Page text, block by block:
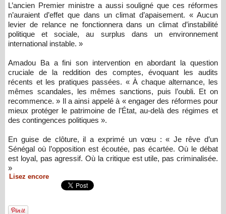
L’ancien Premier ministre a aussi souligné que ces réformes
n’auraient d’effet que dans un climat d’apaisement. « Aucun
levier de relance ne fonctionnera dans un climat d’instabilité
politique et sociale, au surplus dans un environnement
international instable. »
Amadou Ba a fini son intervention en abordant la question
cruciale de la reddition des comptes, évoquant les audits
récents et les pratiques passées. « À chaque alternance, les
mêmes scandales, les mêmes sanctions, puis l’oubli. Et on
recommence. » Il a ainsi appelé à « engager des réformes pour
mieux protéger le patrimoine de l’État, au-delà des régimes et
des contingences politiques ».
En guise de clôture, il a exprimé un vœu : « Je rêve d’un
Sénégal où l’opposition est écoutée, pas écartée. Où le débat
est loyal, pas agressif. Où la critique est utile, pas criminalisée.
»
Lisez encore